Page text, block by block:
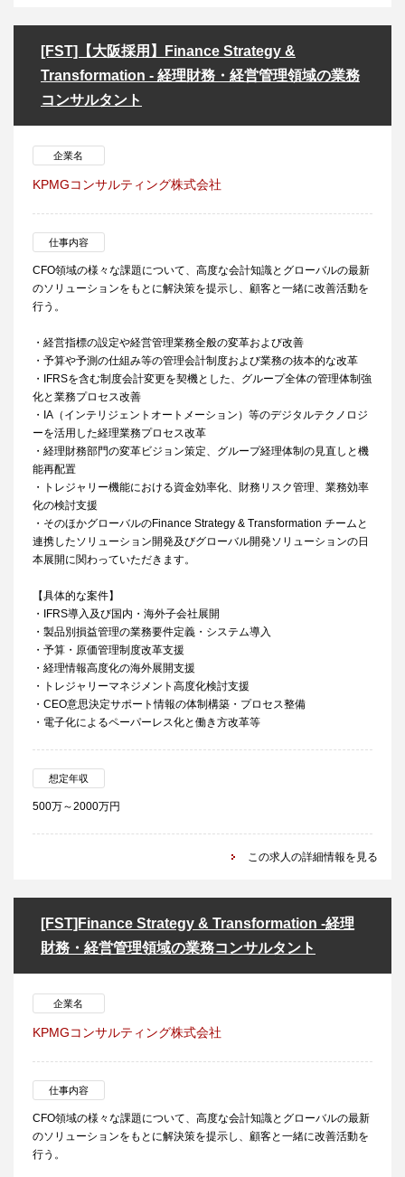
[FST]【大阪採用】Finance Strategy &
Transformation - 経理財務・経営管理領域の業務
コンサルタント
企業名
KPMGコンサルティング株式会社
仕事内容
CFO領域の様々な課題について、高度な会計知識とグローバルの最新
のソリューションをもとに解決策を提示し、顧客と一緒に改善活動を
行う。
・経営指標の設定や経営管理業務全般の変革および改善
・予算や予測の仕組み等の管理会計制度および業務の抜本的な改革
・IFRSを含む制度会計変更を契機とした、グループ全体の管理体制強
化と業務プロセス改善
・IA（インテリジェントオートメーション）等のデジタルテクノロジ
ーを活用した経理業務プロセス改革
・経理財務部門の変革ビジョン策定、グループ経理体制の見直しと機
能再配置
・トレジャリー機能における資金効率化、財務リスク管理、業務効率
化の検討支援
・そのほかグローバルのFinance Strategy & Transformation チームと
連携したソリューション開発及びグローバル開発ソリューションの日
本展開に関わっていただきます。
【具体的な案件】
・IFRS導入及び国内・海外子会社展開
・製品別損益管理の業務要件定義・システム導入
・予算・原価管理制度改革支援
・経理情報高度化の海外展開支援
・トレジャリーマネジメント高度化検討支援
・CEO意思決定サポート情報の体制構築・プロセス整備
・電子化によるペーパーレス化と働き方改革等
想定年収
500万～2000万円
この求人の詳細情報を見る
[FST]Finance Strategy & Transformation -経理
財務・経営管理領域の業務コンサルタント
企業名
KPMGコンサルティング株式会社
仕事内容
CFO領域の様々な課題について、高度な会計知識とグローバルの最新
のソリューションをもとに解決策を提示し、顧客と一緒に改善活動を
行う。